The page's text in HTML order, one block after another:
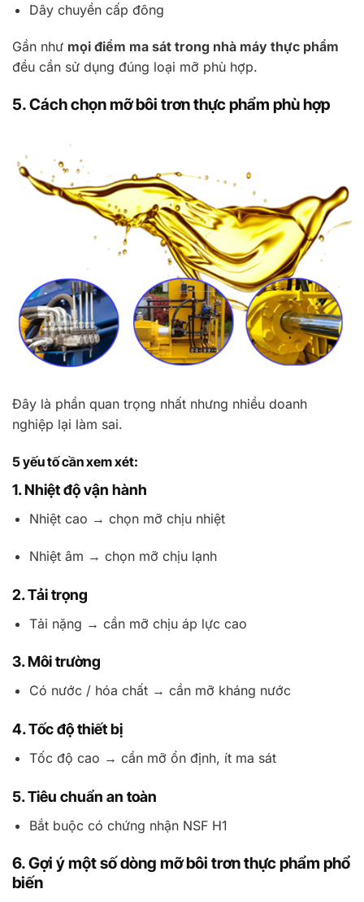
Dây chuyền cấp đông
Gần như mọi điểm ma sát trong nhà máy thực phẩm
đều cần sử dụng đúng loại mỡ phù hợp.
5. Cách chọn mỡ bôi trơn thực phẩm phù hợp
Đây là phần quan trọng nhất nhưng nhiều doanh
nghiệp lại làm sai.
5 yếu tố cần xem xét:
1. Nhiệt độ vận hành
Nhiệt cao → chọn mỡ chịu nhiệt
Nhiệt âm → chọn mỡ chịu lạnh
2. Tải trọng
Tải nặng → cần mỡ chịu áp lực cao
3. Môi trường
Có nước / hóa chất → cần mỡ kháng nước
4. Tốc độ thiết bị
Tốc độ cao → cần mỡ ổn định, ít ma sát
5. Tiêu chuẩn an toàn
Bắt buộc có chứng nhận NSF H1
6. Gợi ý một số dòng mỡ bôi trơn thực phẩm phổ
biến